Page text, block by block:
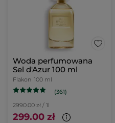
Woda perfumowana
Sel d'Azur 100 ml
Flakon 100 ml
(361)
2990.00 zł / 1l
299.00 zł